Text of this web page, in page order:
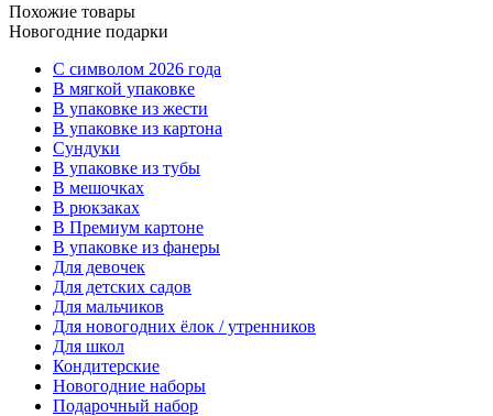
Похожие товары
Новогодние подарки
C символом 2026 года
В мягкой упаковке
В упаковке из жести
В упаковке из картона
Сундуки
В упаковке из тубы
В мешочках
В рюкзаках
В Премиум картоне
В упаковке из фанеры
Для девочек
Для детских садов
Для мальчиков
Для новогодних ёлок / утренников
Для школ
Кондитерские
Новогодние наборы
Подарочный набор